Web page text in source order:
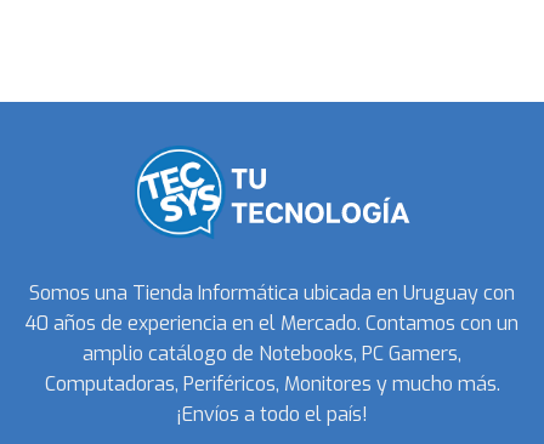
Somos una Tienda Informática ubicada en Uruguay con
40 años de experiencia en el Mercado. Contamos con un
amplio catálogo de Notebooks, PC Gamers,
Computadoras, Periféricos, Monitores y mucho más.
¡Envíos a todo el país!